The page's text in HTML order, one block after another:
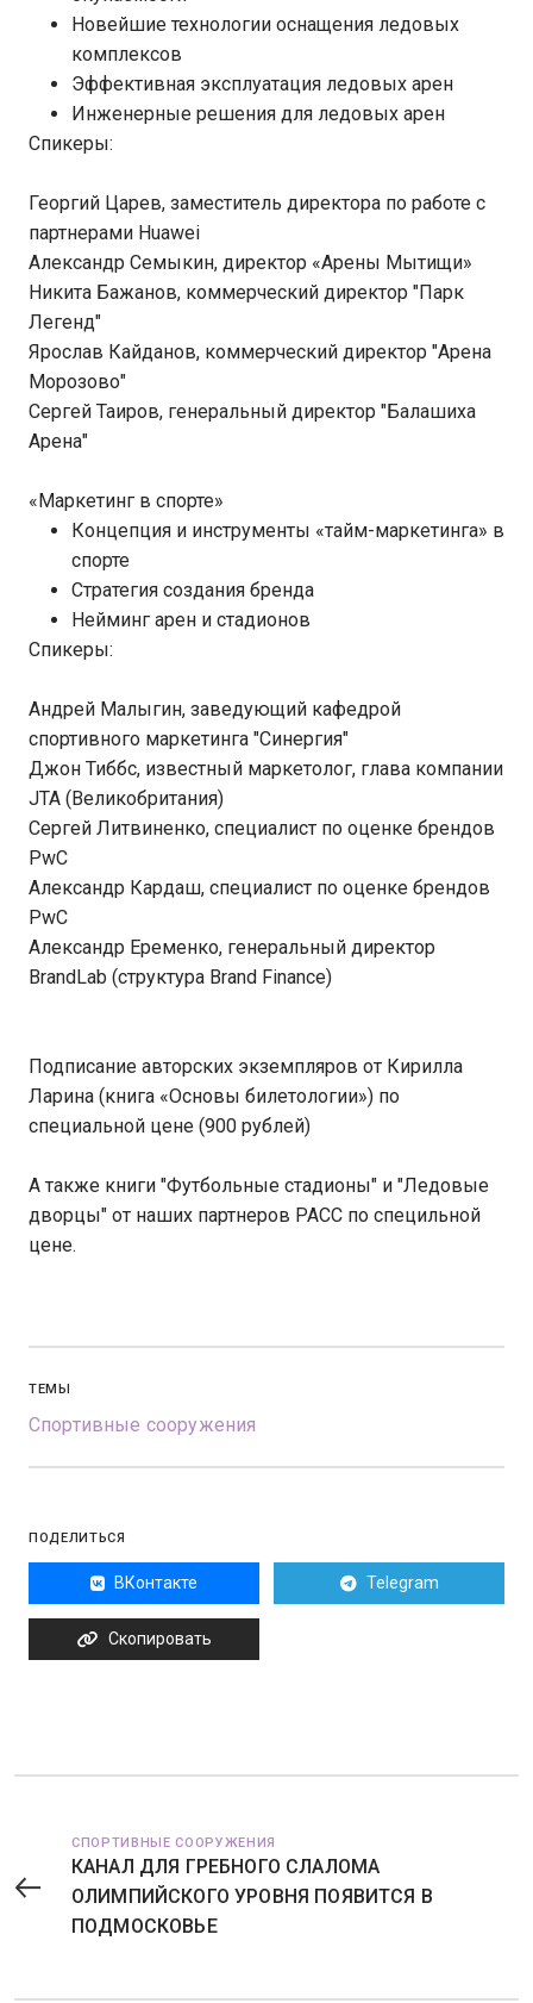
Новейшие технологии оснащения ледовых
комплексов
Эффективная эксплуатация ледовых арен
Инженерные решения для ледовых арен
Спикеры:
Георгий Царев, заместитель директора по работе с
партнерами Huawei
Александр Семыкин, директор «Арены Мытищи»
Никита Бажанов, коммерческий директор "Парк
Легенд"
Ярослав Кайданов, коммерческий директор "Арена
Морозово"
Сергей Таиров, генеральный директор "Балашиха
Арена"
«Маркетинг в спорте»
Концепция и инструменты «тайм-маркетинга» в
спорте
Стратегия создания бренда
Нейминг арен и стадионов
Спикеры:
Андрей Малыгин, заведующий кафедрой
спортивного маркетинга "Синергия"
Джон Тиббс, известный маркетолог, глава компании
JTA (Великобритания)
Сергей Литвиненко, специалист по оценке брендов
PwC
Александр Кардаш, специалист по оценке брендов
PwC
Александр Еременко, генеральный директор
BrandLab (структура Brand Finance)
Подписание авторских экземпляров от Кирилла
Ларина (книга «Основы билетологии») по
специальной цене (900 рублей)
А также книги "Футбольные стадионы" и "Ледовые
дворцы" от наших партнеров РАСС по специльной
цене.
ТЕМЫ
Спортивные сооружения
ПОДЕЛИТЬСЯ
ВКонтакте Telegram
Скопировать
СПОРТИВНЫЕ СООРУЖЕНИЯ
КАНАЛ ДЛЯ ГРЕБНОГО СЛАЛОМА
ОЛИМПИЙСКОГО УРОВНЯ ПОЯВИТСЯ В
ПОДМОСКОВЬЕ